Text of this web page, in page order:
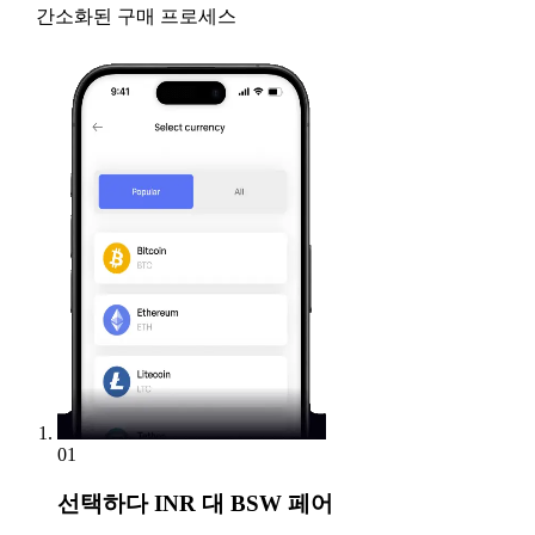
간소화된 구매 프로세스
01
선택하다INR 대 BSW 페어